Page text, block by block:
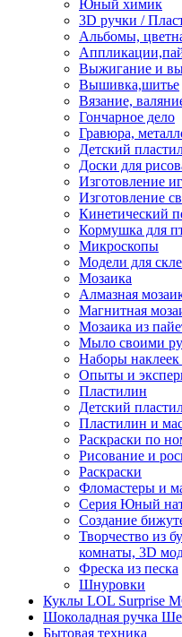
Юный химик
3D ручки /
Альбомы,
Выжигание и
Вышивка,шитье
Вязание,
Гончарное дело
Гравюра,
Детский
Доски для
Изготовление
Изготовление
Кинетический
Кормушка для
Микроскопы
Модели для
Мозаика
Алмазная
Магнитная
Мозаика из
Мыло своими
Наборы
Опыты и
Пластилин
Детский
Пластилин и
Раскраски по
Рисование и
Раскраски
Фломастеры и
Серия Юный
Создание
Творчество из
комнаты, 3D
Фреска из песка
Шнуровки
Куклы LOL Surprise
Шоколадная ручка
Бытовая техника